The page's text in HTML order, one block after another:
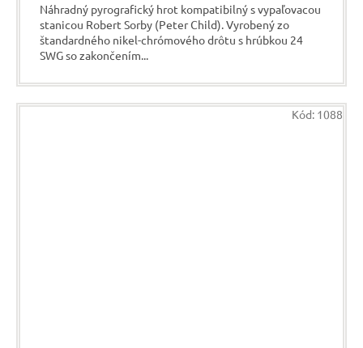
Náhradný pyrografický hrot kompatibilný s vypaľovacou
stanicou Robert Sorby (Peter Child). Vyrobený zo
štandardného nikel-chrómového drôtu s hrúbkou 24
SWG so zakončením...
Kód: 1088